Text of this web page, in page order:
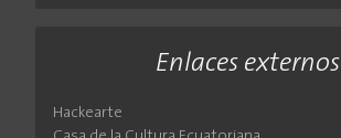
Enlaces externos
Hackearte